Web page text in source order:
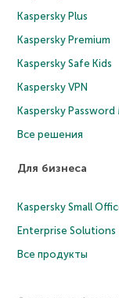
Kaspersky Plus
Kaspersky Premium
Kaspersky Safe Kids
Kaspersky VPN
Kaspersky
Все решения
Для бизнеса
Kaspersky Small
Enterprise Solutions
Все продукты